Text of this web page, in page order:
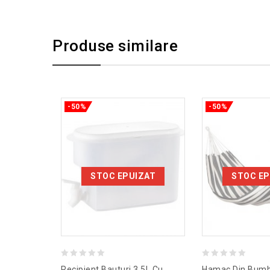
Produse similare
STOC EPUIZAT
-50%
STOC
-50%